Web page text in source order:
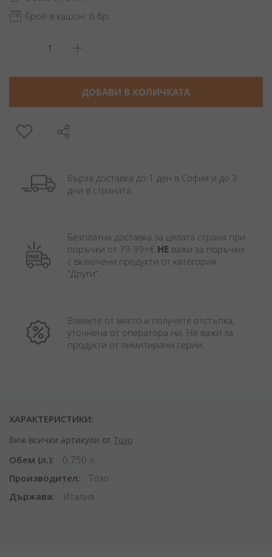
Брой в кашон: 6 бр.
ДОБАВИ В КОЛИЧКАТА
Бърза доставка до 1 ден в София и до 3
дни в страната.
Безплатна доставка за цялата страна при
поръчки от 79.99+€ НЕ важи за поръчки
с включени продукти от категория
"Други".
Вземете от място и получете отстъпка,
уточнена от оператора ни. Не важи за
продукти от лимитирани серии.
ХАРАКТЕРИСТИКИ:
Виж всички артикули от Тозо
Обем (л.)
0.750 л.
Производител
Тозо
Държава
Италия